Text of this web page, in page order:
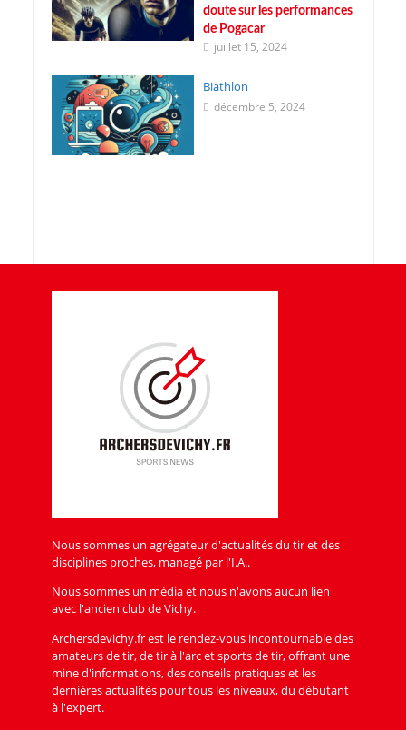
doute sur les performances
de Pogacar
juillet 15, 2024
Biathlon
décembre 5, 2024
Nous sommes un agrégateur d'actualités du tir et des
disciplines proches, managé par l'I.A..
Nous sommes un média et nous n'avons aucun lien
avec l'ancien club de Vichy.
Archersdevichy.fr est le rendez-vous incontournable des
amateurs de tir, de tir à l'arc et sports de tir, offrant une
mine d'informations, des conseils pratiques et les
dernières actualités pour tous les niveaux, du débutant
à l'expert.